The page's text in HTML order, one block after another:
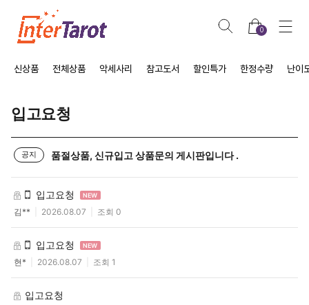
0
신상품 전체상품 악세사리 참고도서 할인특가 한정수량 난이
입고요청
공지 품절상품, 신규입고 상품문의 게시판입니다 .
입고요청 NEW
김** 2026.08.07 조회 0
입고요청 NEW
현* 2026.08.07 조회 1
입고요청